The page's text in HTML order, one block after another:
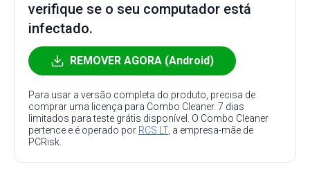
verifique se o seu computador está
infectado.
REMOVER AGORA (Android)
Para usar a versão completa do produto, precisa de
comprar uma licença para Combo Cleaner. 7 dias
limitados para teste grátis disponível. O Combo Cleaner
pertence e é operado por RCS LT, a empresa-mãe de
PCRisk.